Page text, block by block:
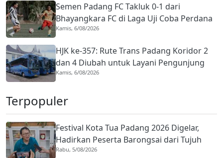
Semen Padang FC Takluk 0-1 dari
Bhayangkara FC di Laga Uji Coba Perdana
Pramusim
Kamis, 6/08/2026
HJK ke-357: Rute Trans Padang Koridor 2
dan 4 Diubah untuk Layani Pengunjung
Open Ship, Tarif Rp1
Kamis, 6/08/2026
Terpopuler
Festival Kota Tua Padang 2026 Digelar,
Hadirkan Peserta Barongsai dari Tujuh
Negara
Rabu, 5/08/2026